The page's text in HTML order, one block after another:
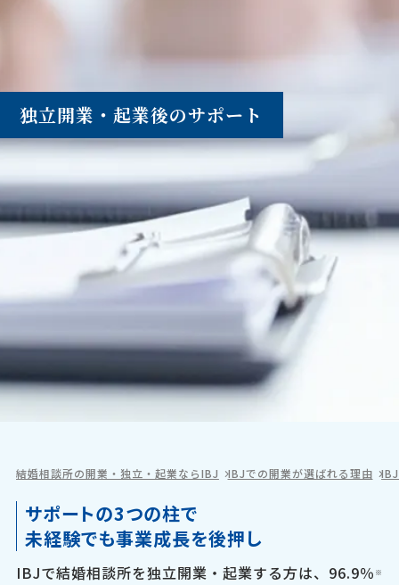
独立開業・起業後のサポート
結婚相談所の開業・独立・起業ならIBJ IBJでの開業が選ばれる理由
サポートの3つの柱で
未経験でも事業成長を後押し
IBJで結婚相談所を独立開業・起業する方は、96.9％ ※